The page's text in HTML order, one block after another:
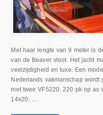
Met haar lengte van 9 meter is
van de Beaver vloot. Het jacht
veelzijdigheid en luxe. Een
Nederlands vakmanschap
met twee VF5220. 220 pk op as
14x20. …